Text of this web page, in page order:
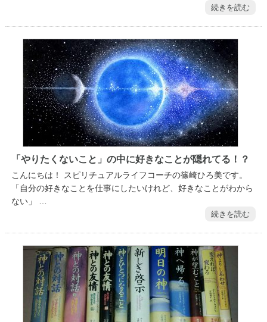
続きを読む
「やりたくないこと」の中に好きなことが隠れてる！？
こんにちは！ スピリチュアルライフコーチの篠崎ひろ美です。
「自分の好きなことを仕事にしたいけれど、好きなことがわから
ない」 …
続きを読む